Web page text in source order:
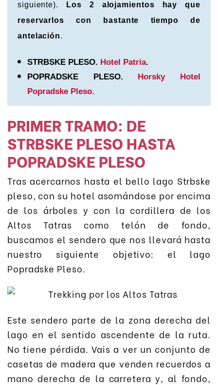
siguiente).
Los 2 alojamientos hay que
reservarlos con bastante tiempo de
antelación.
STRBSKE PLESO. Hotel Patria.
POPRADSKE PLESO.
Horsky Hotel
Popradske Pleso.
PRIMER TRAMO: DE
STRBSKE PLESO HASTA
POPRADSKE PLESO
Tras acercarnos hasta el bello lago Strbske
pleso, con su hotel asomándose por encima
de los árboles y con la cordillera de los
Altos Tatras como telón de fondo,
buscamos el sendero que nos llevará hasta
nuestro siguiente objetivo: el lago
Popradske Pleso.
Este sendero parte de la zona derecha del
lago en el sentido ascendente de la ruta.
No tiene pérdida. Vais a ver un conjunto de
casetas de madera que venden recuerdos a
mano derecha de la carretera y, al fondo,